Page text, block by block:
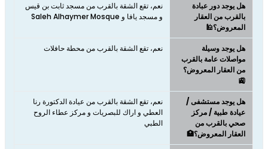
هل يوجد دور عبادة
بالقرب من العقار
المعروض؟🕌
نعم، تقع الشقة بالقرب من مسجد ثابت بن قيس
و مسجد يافا و Saleh Alhaymer Mosque
هل يوجد وسيلة
مواصلات عامة بالقرب
من العقار المعروض؟
🚉
نعم، تقع الشقة بالقرب من محطة حافلات
هل يوجد مستشفى /
عيادة طبية / مركز
صحي بالقرب من
العقار المعروض؟🏥
نعم، تقع الشقة بالقرب من عيادة الدكتورة رنا
العطي و اراك للبصريات و مركز عطاء الروح
الطبي